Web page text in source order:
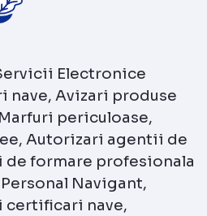
Electronice
nave, Avizari produse
periculoase,
Autorizari agentii de
formare profesionala
Navigant,
certificari nave,